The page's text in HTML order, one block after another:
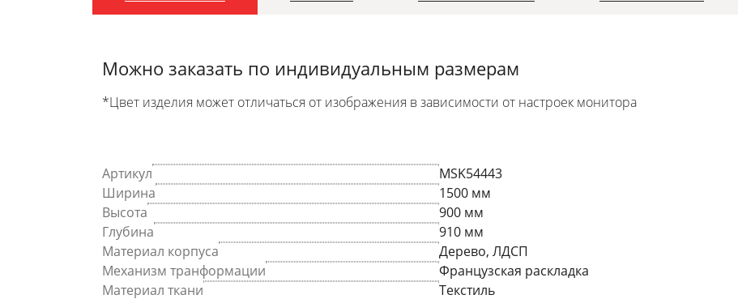
Можно заказать по индивидуальным размерам
*Цвет изделия может отличаться от изображения в зависимости от настроек монитора
Артикул
MSK54443
Ширина
1500 мм
Высота
900 мм
Глубина
910 мм
Материал корпуса
Дерево, ЛДСП
Механизм транформации
Французская раскладка
Материал ткани
Текстиль